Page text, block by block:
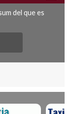
del que es